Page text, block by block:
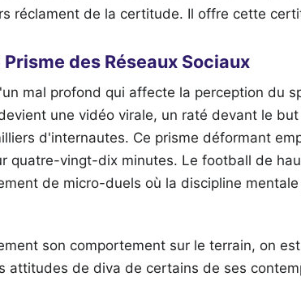
réclament de la certitude. Il offre cette
des Réseaux Sociaux
mal profond qui affecte la perception du
une vidéo virale, un raté devant le
d'internautes. Ce prisme déformant
quatre-vingt-dix minutes. Le football de
de micro-duels où la discipline
son comportement sur le terrain, on
attitudes de diva de certains de ses